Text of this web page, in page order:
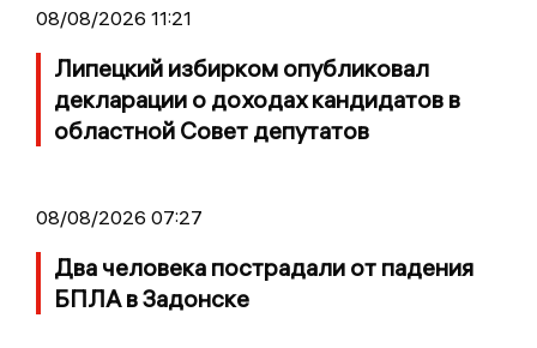
08/08/2026 11:21
Липецкий избирком опубликовал
декларации о доходах кандидатов в
областной Совет депутатов
08/08/2026 07:27
Два человека пострадали от падения
БПЛА в Задонске